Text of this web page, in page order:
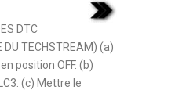
DTC
DU TECHSTREAM) (a)
position OFF. (b)
(c) Mettre le